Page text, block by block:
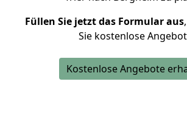
Füllen Sie jetzt das Formular aus
Sie kostenlose
Kostenlose Angebote